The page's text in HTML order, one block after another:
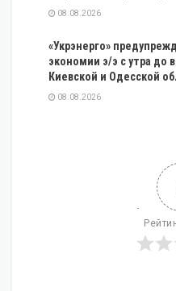
08.08.2026
«Укрэнерго»
экономии э/э с утра до
Киевской и Одесской
08.08.2026